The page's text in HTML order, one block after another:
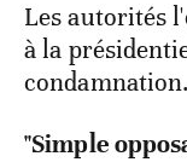
Les autorités
à la
condamnation.
"Simple